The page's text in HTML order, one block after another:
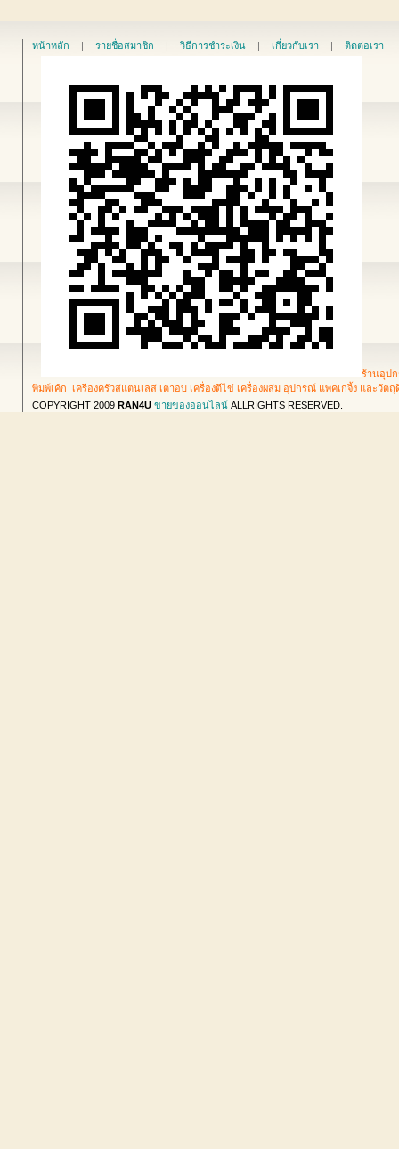
หน้าหลัก | รายชื่อสมาชิก | วิธีการชำระเงิน | เกี่ยวกับเรา | ติดต่อเรา
ร้านอุป
พิมพ์เค้ก เครื่องครัวสแตนเลส เตาอบ เครื่องตีไข่ เครื่องผสม อุปกรณ์ แพคเกจิ้ง และวัต
COPYRIGHT 2009 RAN4U ขายของออนไลน์ALLRIGHTS RESERVED.